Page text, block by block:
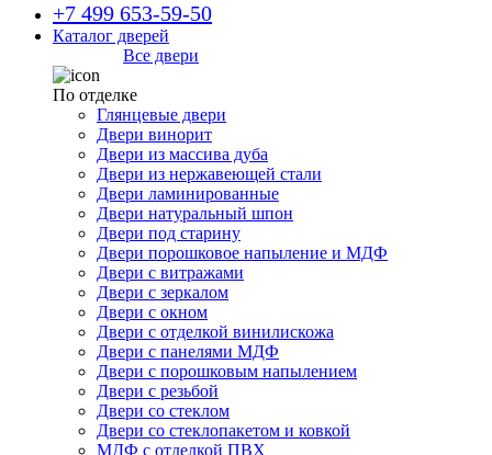
+7 499 653-59-50
Каталог дверей
Все двери
По отделке
Глянцевые двери
Двери винорит
Двери из массива дуба
Двери из нержавеющей стали
Двери ламинированные
Двери натуральный шпон
Двери под старину
Двери порошковое напыление и МДФ
Двери с витражами
Двери с зеркалом
Двери с окном
Двери с отделкой винилискожа
Двери с панелями МДФ
Двери с порошковым напылением
Двери с резьбой
Двери со стеклом
Двери со стеклопакетом и ковкой
МДФ с отделкой ПВХ